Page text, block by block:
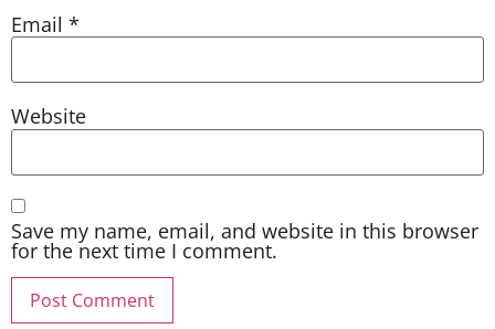
Email *
Website
Save my name, email, and website in this browser
for the next time I comment.